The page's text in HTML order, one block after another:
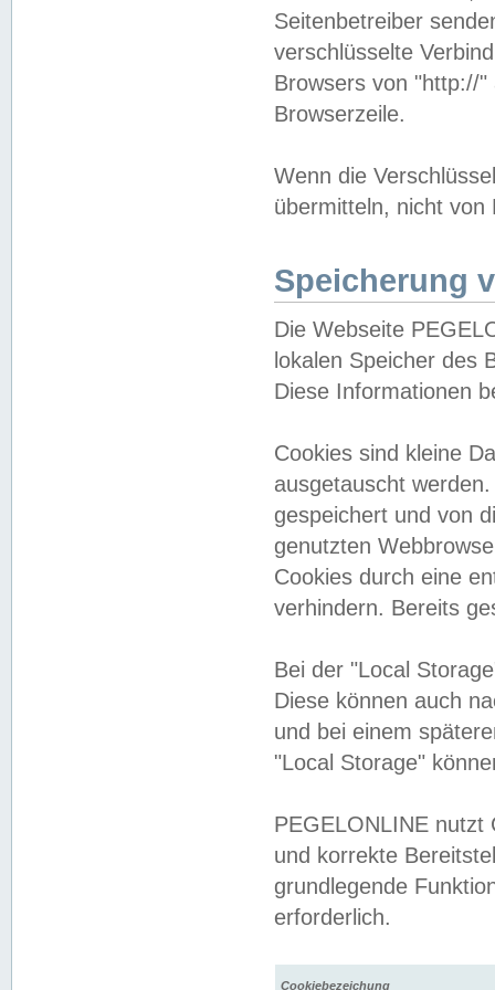
Seitenbetreiber
verschlüsselte
Browsers von "http://
Browserzeile.
Wenn die
übermitteln, nicht von
Speicherung
Die Webseite
lokalen Speicher des
Diese Informationen
Cookies sind kleine
ausgetauscht
gespeichert und von
genutzten
Cookies durch eine
verhindern. Bereits
Bei der "Local
Diese können auch
und bei einem
"Local Storage"
PEGELONLINE nutzt
und korrekte
grundlegende
erforderlich.
Cookiebezeichung